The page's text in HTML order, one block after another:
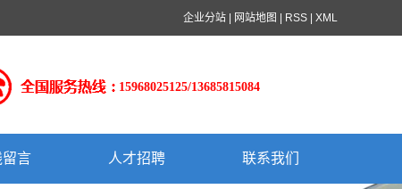
企业分站 网站地图 RSS XML
15968025125/13685815084
言 人才招聘 联系我们